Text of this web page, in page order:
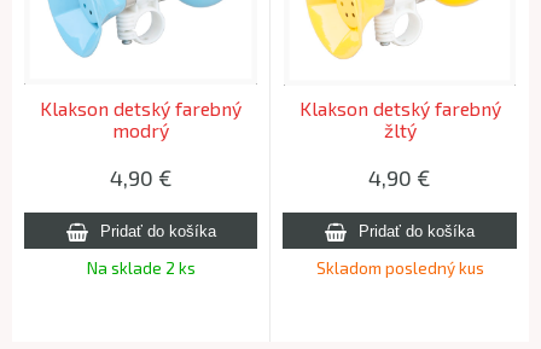
Klakson detský farebný
modrý
4,90 €
Na sklade 2 ks
Klakson detský farebný
žltý
4,90 €
Skladom posledný kus